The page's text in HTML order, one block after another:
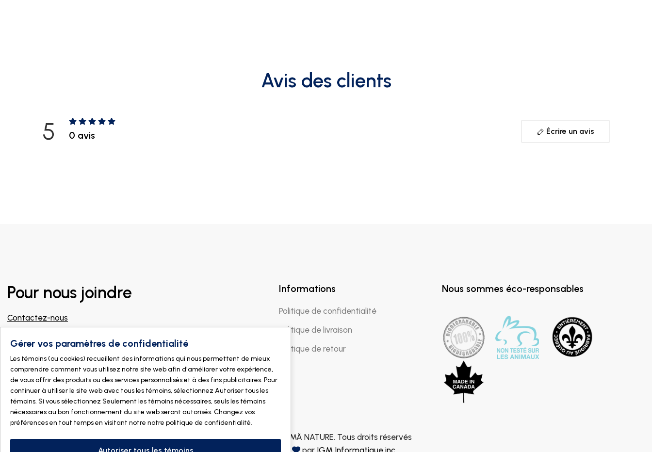
Avis des clients
5 0 avis Écrire un avis
Pour nous joindre
Contactez-nous
info@dogmanature.com
Joignez notre groupe Facebook pour
professionnels !
Trouver un magasin
Informations
Politique de confidentialité
Politique de livraison
Politique de retour
Nous sommes éco-responsables
© 2026 DOGMÄ NATURE. Tous droits réservés
par IGM Informatique inc
Gérer vos paramètres de confidentialité
Les témoins (ou cookies) recueillent des informations qui nous permettent de mieux
comprendre comment vous utilisez notre site web afin d'améliorer votre expérience,
de vous offrir des produits ou des services personnalisés et à des fins publicitaires. Pour
continuer à utiliser le site web avec tous les témoins, sélectionnez Autoriser tous les
témoins. Si vous sélectionnez Seulement les témoins nécessaires, seuls les témoins
nécessaires au bon fonctionnement du site web seront autorisés. Changez vos
préférences en tout temps en visitant notre notre politique de confidentialité.